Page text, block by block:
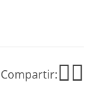
Compartir: